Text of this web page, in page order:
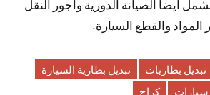
أيضاً الصيانة الدورية وأجور النقل
المواد والقطع السيارة.
تبديل بطاريات
تبديل بطارية السيارة
كراج